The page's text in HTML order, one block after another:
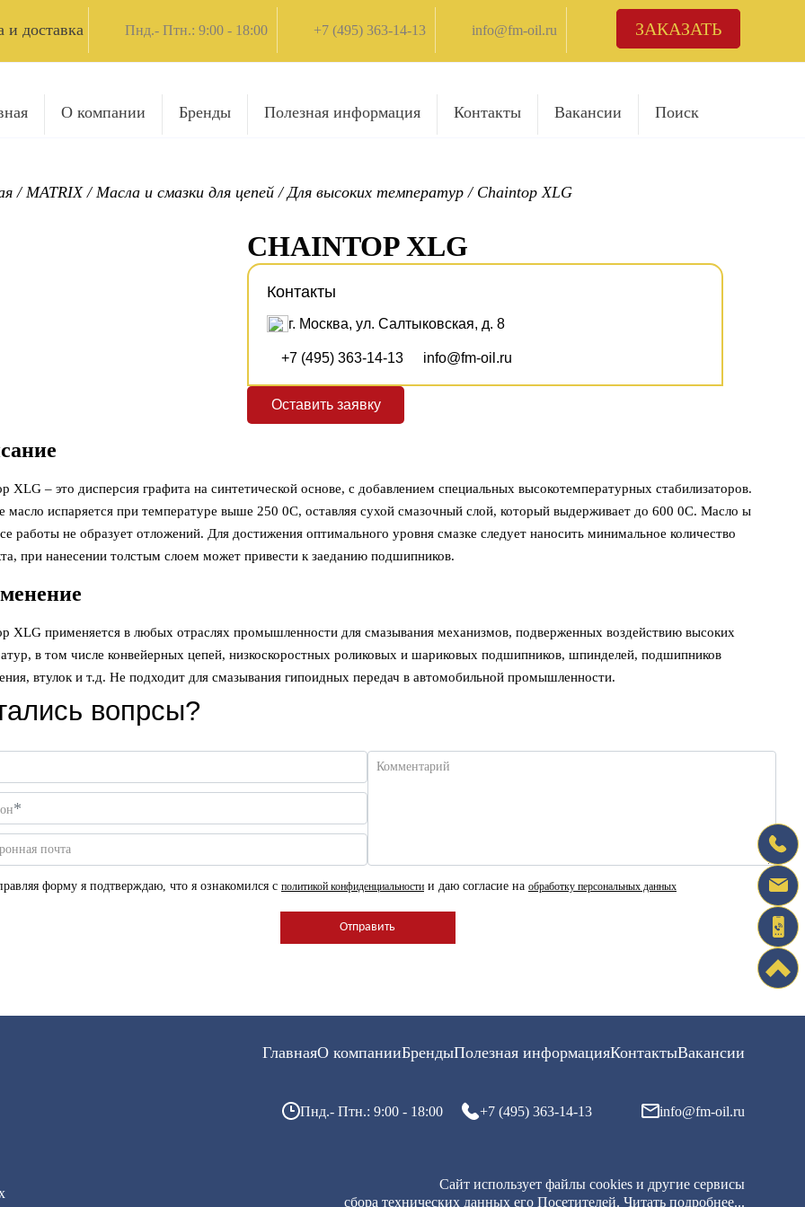
и доставка Пнд.- Птн.: 9:00 - 18:00 +7 (495) 363-14-13 info@fm-oil.ru ЗАКАЗАТЬ
О компании Бренды Полезная информация Контакты Вакансии Поиск
/MATRIX/Масла и смазки для цепей /Для высоких температур / Chaintop XLG
CHAINTOP XLG
Контакты
г. Москва, ул. Салтыковская, д. 8
+7 (495) 363-14-13 info@fm-oil.ru
Оставить заявку
XLG – это дисперсия графита на синтетической основе, с добавлением специальных высокотемпературных стабилизаторов.
масло испаряется при температуре выше 250 0С, оставляя сухой смазочный слой, который выдерживает до 600 0С. Масло ы
работы не образует отложений. Для достижения оптимального уровня смазке следует наносить минимальное количество
при нанесении толстым слоем может привести к заеданию подшипников.
XLG применяется в любых отраслях промышленности для смазывания механизмов, подверженных воздействию высоких
в том числе конвейерных цепей, низкоскоростных роликовых и шариковых подшипников, шпинделей, подшипников
втулок и т.д. Не подходит для смазывания гипоидных передач в автомобильной промышленности.
вопрсы?
*
почта
Комментарий
форму я подтверждаю, что я ознакомился с политикой конфиденциальности и даю согласие на обработку персональных данных
ГлавнаяО компанииБрендыПолезная информацияКонтактыВакансии
Пнд.- Птн.: 9:00 - 18:00 +7 (495) 363-14-13 info@fm-oil.ru
Сайт использует файлы cookies и другие сервисы
сбора технических данных его Посетителей. Читать подробнее...